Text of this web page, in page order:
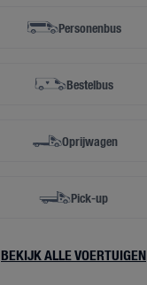
Personenbus
Bestelbus
Oprijwagen
Pick-up
BEKIJK ALLE VOERTUIGEN